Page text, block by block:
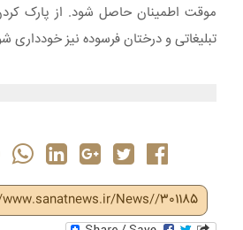
موقت اطمینان حاصل شود. از پارک
تبلیغاتی و درختان فرسوده نیز خودداری
News//301185